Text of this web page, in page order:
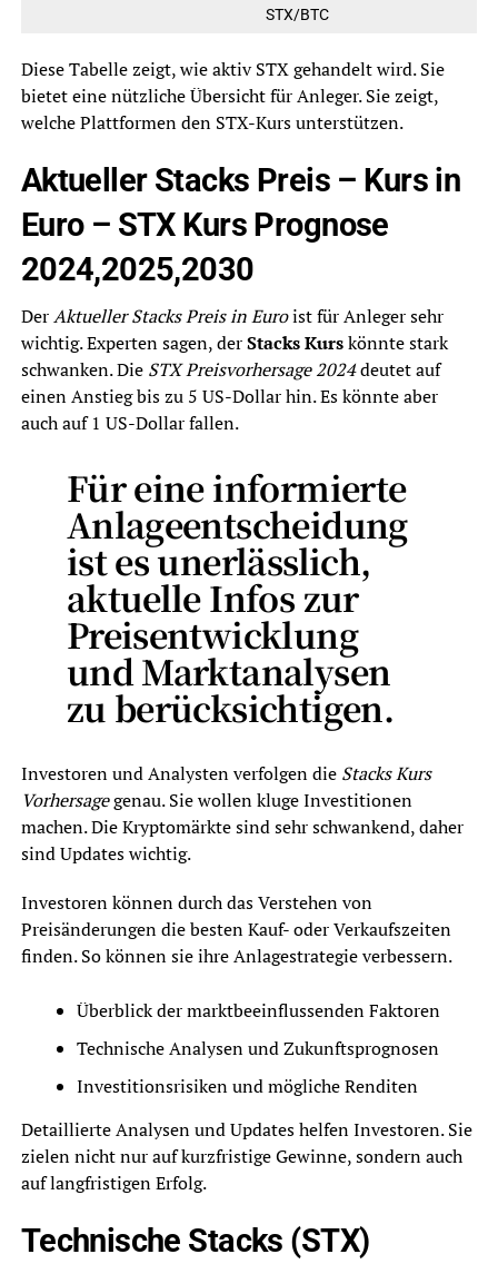
STX/BTC
Diese Tabelle zeigt, wie aktiv STX gehandelt wird. Sie
bietet eine nützliche Übersicht für Anleger. Sie zeigt,
welche Plattformen den STX-Kurs unterstützen.
Aktueller Stacks Preis – Kurs in
Euro – STX Kurs Prognose
2024,2025,2030
DerAktueller Stacks Preis in Euroist für Anleger sehr
wichtig. Experten sagen, derStacks Kurskönnte stark
schwanken. Die STX Preisvorhersage 2024deutet auf
einen Anstieg bis zu 5 US-Dollar hin. Es könnte aber
auch auf 1 US-Dollar fallen.
Für eine informierte
Anlageentscheidung
ist es unerlässlich,
aktuelle Infos zur
Preisentwicklung
und Marktanalysen
zu berücksichtigen.
Investoren und Analysten verfolgen die Stacks Kurs
Vorhersagegenau. Sie wollen kluge Investitionen
machen. Die Kryptomärkte sind sehr schwankend, daher
sind Updates wichtig.
Investoren können durch das Verstehen von
Preisänderungen die besten Kauf- oder Verkaufszeiten
finden. So können sie ihre Anlagestrategie verbessern.
Überblick der marktbeeinflussenden Faktoren
Technische Analysen und Zukunftsprognosen
Investitionsrisiken und mögliche Renditen
Detaillierte Analysen und Updates helfen Investoren. Sie
zielen nicht nur auf kurzfristige Gewinne, sondern auch
auf langfristigen Erfolg.
Technische Stacks (STX)